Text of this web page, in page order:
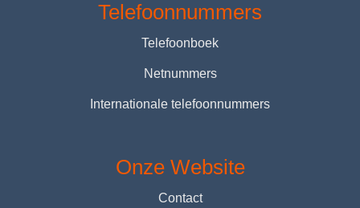
Telefoonnummers
Telefoonboek
Netnummers
Internationale telefoonnummers
Onze Website
Contact